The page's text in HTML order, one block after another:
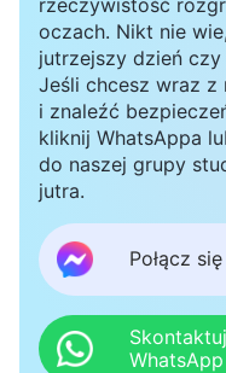
oczach. Nikt nie
jutrzejszy dzień
Jeśli chcesz wraz
i znaleźć
kliknij WhatsAppa
do naszej grupy
jutra.
Połącz
WhatsApp